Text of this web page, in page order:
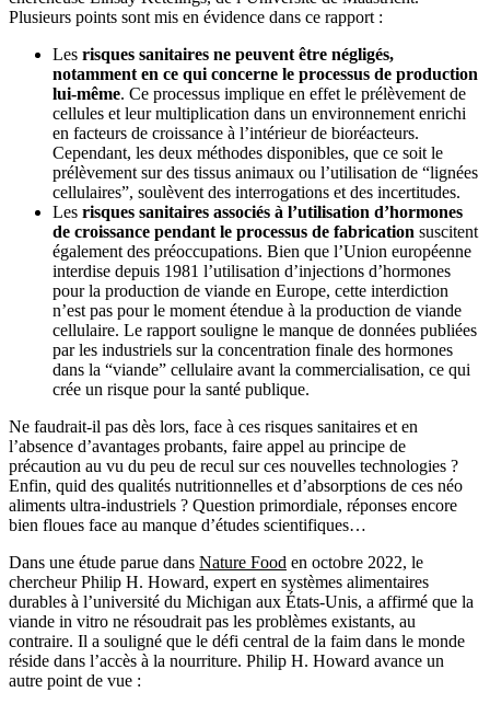
Plusieurs points sont mis en évidence dans ce rapport :
Les risques sanitaires ne peuvent être négligés,
notamment en ce qui concerne le processus de production
lui-même. Ce processus implique en effet le prélèvement de
cellules et leur multiplication dans un environnement enrichi
en facteurs de croissance à l’intérieur de bioréacteurs.
Cependant, les deux méthodes disponibles, que ce soit le
prélèvement sur des tissus animaux ou l’utilisation de “lignées
cellulaires”, soulèvent des interrogations et des incertitudes.
Les risques sanitaires associés à l’utilisation d’hormones
de croissance pendant le processus de fabrication suscitent
également des préoccupations. Bien que l’Union européenne
interdise depuis 1981 l’utilisation d’injections d’hormones
pour la production de viande en Europe, cette interdiction
n’est pas pour le moment étendue à la production de viande
cellulaire. Le rapport souligne le manque de données publiées
par les industriels sur la concentration finale des hormones
dans la “viande” cellulaire avant la commercialisation, ce qui
crée un risque pour la santé publique.
Ne faudrait-il pas dès lors, face à ces risques sanitaires et en
l’absence d’avantages probants, faire appel au principe de
précaution au vu du peu de recul sur ces nouvelles technologies ?
Enfin, quid des qualités nutritionnelles et d’absorptions de ces néo
aliments ultra-industriels ? Question primordiale, réponses encore
bien floues face au manque d’études scientifiques…
Dans une étude parue dans Nature Food en octobre 2022, le
chercheur Philip H. Howard, expert en systèmes alimentaires
durables à l’université du Michigan aux États-Unis, a affirmé que la
viande in vitro ne résoudrait pas les problèmes existants, au
contraire. Il a souligné que le défi central de la faim dans le monde
réside dans l’accès à la nourriture. Philip H. Howard avance un
autre point de vue :